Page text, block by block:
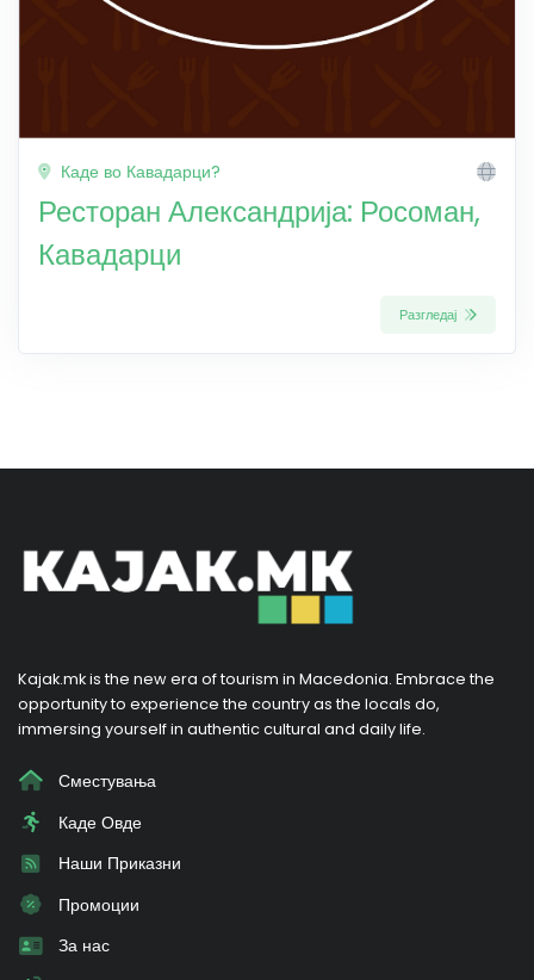
Каде во Кавадарци?
Ресторан Александрија: Росоман,
Кавадарци
Разгледај
Kajak.mk is the new era of tourism in Macedonia. Embrace the
opportunity to experience the country as the locals do,
immersing yourself in authentic cultural and daily life.
Сместувања
Каде Овде
Наши Приказни
Промоции
За нас